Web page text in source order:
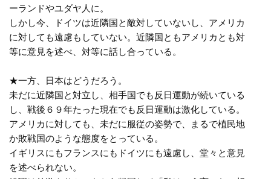
ーランドやユダヤ人に。
しかし今、ドイツは近隣国と敵対していないし、アメリカ
に対しても遠慮もしていない。近隣国ともアメリカとも対
等に意見を述べ、対等に話し合っている。
★一方、日本はどうだろう。
未だに近隣国と対立し、相手国でも反日運動が続いている
し、戦後６９年たった現在でも反日運動は激化している。
アメリカに対しても、未だに服従の姿勢で、まるで植民地
か敗戦国のような態度をとっている。
イギリスにもフランスにもドイツにも遠慮し、堂々と意見
を述べられない。